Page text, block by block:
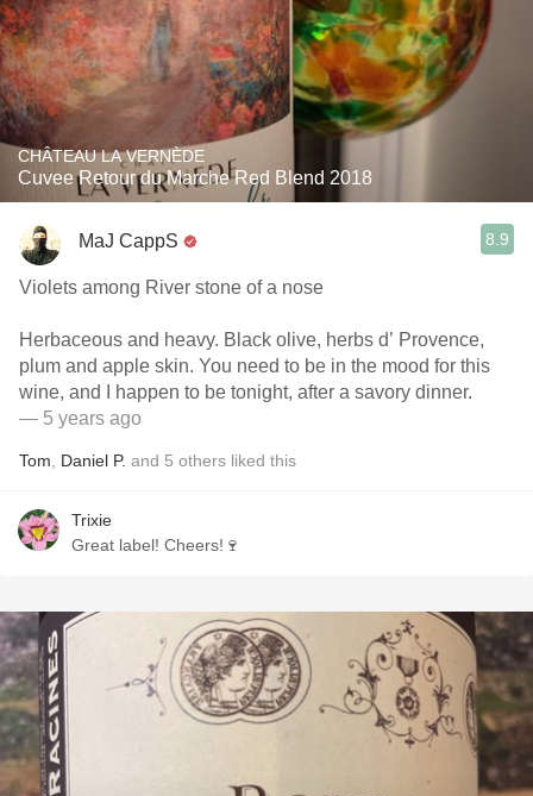
CHÂTEAU LA VERNÈDE
Cuvee Retour du Marche Red Blend 2018
MaJ CappS 8.9
Violets among River stone of a nose
Herbaceous and heavy. Black olive, herbs d’ Provence,
plum and apple skin. You need to be in the mood for this
wine, and I happen to be tonight, after a savory dinner.
— 5 years ago
Tom Daniel P. and 5 others liked this
Trixie
Great label! Cheers!🍷